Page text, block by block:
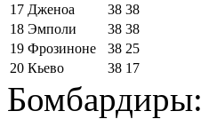
17 Дженоа 38 38
18 Эмполи 38 38
19 Фрозиноне 38 25
20 Кьево 38 17
Бомбардиры: